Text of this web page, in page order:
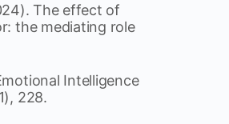
The effect of
the mediating role
Intelligence
228.